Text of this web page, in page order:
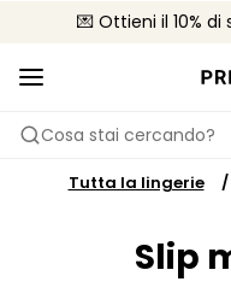
💌 Ottieni il 10%
🚚
Cosa stai cercando?
Tutta la lingerie
Slip